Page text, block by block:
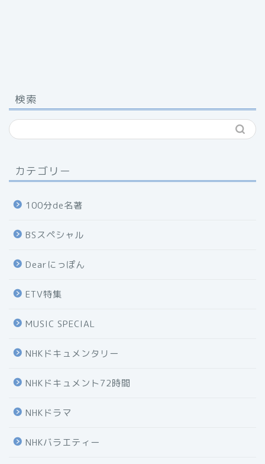
検索
カテゴリー
100分de名著
BSスペシャル
Dearにっぽん
ETV特集
MUSIC SPECIAL
NHKドキュメンタリー
NHKドキュメント72時間
NHKドラマ
NHKバラエティー